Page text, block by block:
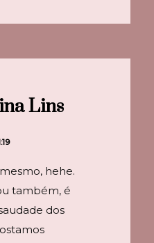
Lins
hehe.
também, é
dos